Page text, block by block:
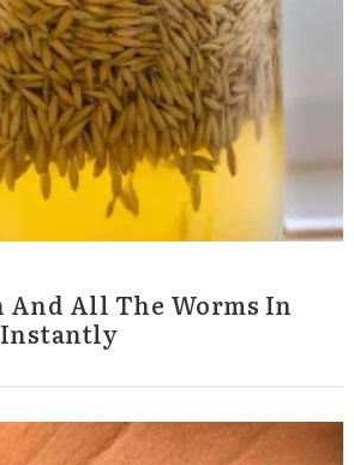
And All The Worms In
Instantly